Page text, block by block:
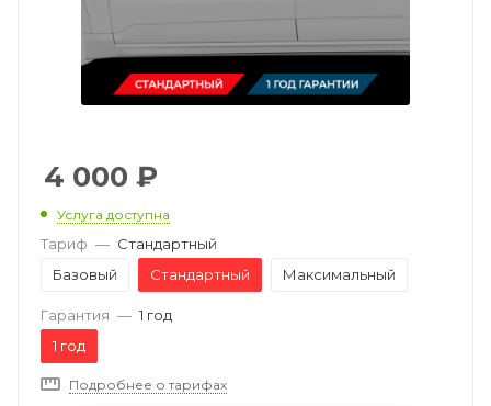
4 000 ₽
Услуга доступна
Тариф — Стандартный
Базовый
Стандартный Максимальный
Гарантия — 1 год
1 год
Подробнее о тарифах